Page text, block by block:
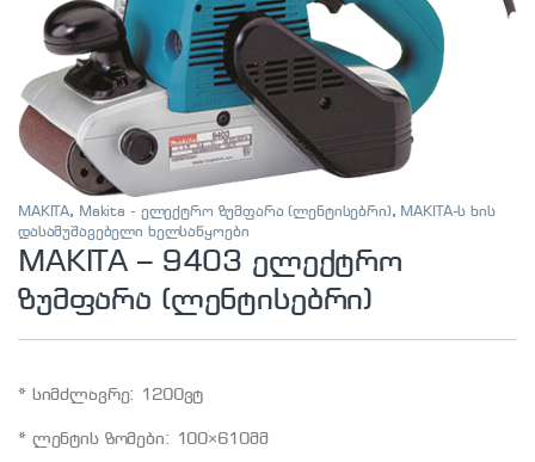
MAKITA, Makita - ელექტრო ზუმფარა (ლენტისებრი), MAKITA-ს ხის
დასამუშავებელი ხელსაწყოები
MAKITA – 9403 ელექტრო
ზუმფარა (ლენტისებრი)
* სიმძლავრე: 1200ვტ
* ლენტის ზომები: 100×610მმ